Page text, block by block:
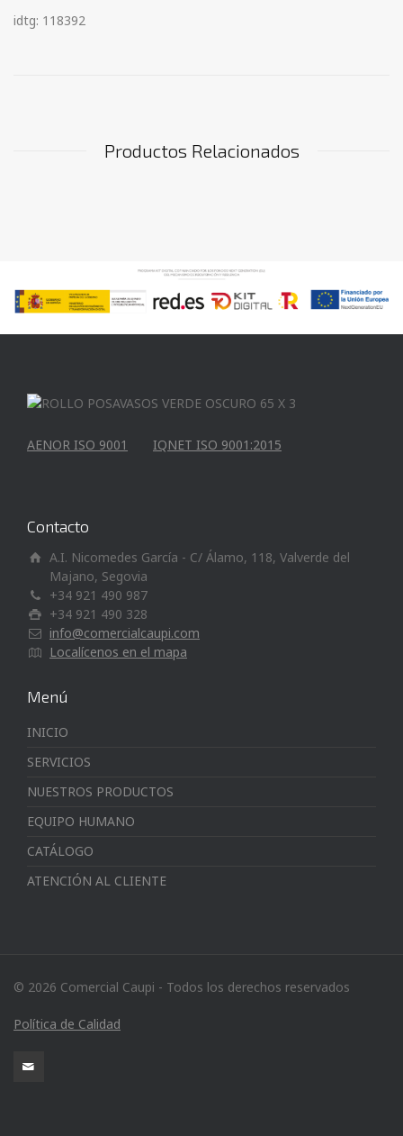
idtg: 118392
Productos Relacionados
AENOR ISO 9001 IQNET ISO 9001:2015
Contacto
A.I. Nicomedes García - C/ Álamo, 118, Valverde del
Majano, Segovia
+34 921 490 987
+34 921 490 328
info@comercialcaupi.com
Localícenos en el mapa
Menú
INICIO
SERVICIOS
NUESTROS PRODUCTOS
EQUIPO HUMANO
CATÁLOGO
ATENCIÓN AL CLIENTE
© 2026 Comercial Caupi - Todos los derechos reservados
Política de Calidad